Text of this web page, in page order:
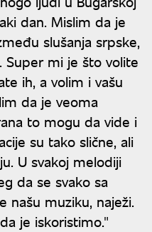
dan. Mislim da je
slušanja srpske,
Super mi je što volite
ih, a volim i vašu
da je veoma
to mogu da vide i
su tako slične, ali
U svakoj melodiji
da se svako sa
našu muziku, naježi.
je iskoristimo."